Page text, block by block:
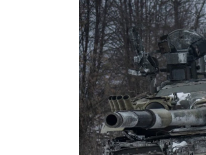
УКРАЇНСЬКА ПРОБЛЕМА КРИМУ